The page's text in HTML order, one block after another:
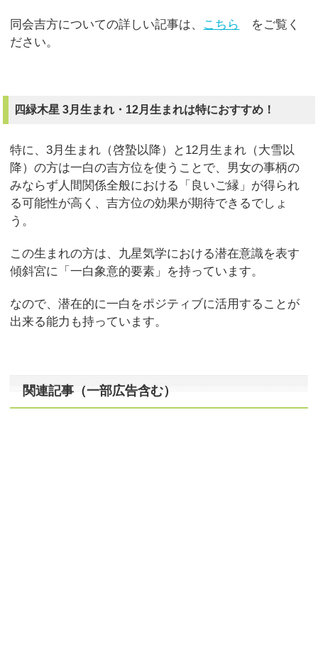
同会吉方についての詳しい記事は、 こちら
をご覧く
ださい。
四緑木星 3月生まれ・12月生まれは特におすすめ！
特に、3月生まれ（啓蟄以降）と12月生まれ（大雪以
降）の方は一白の吉方位を使うことで、男女の事柄の
みならず人間関係全般における「良いご縁」が得られ
る可能性が高く、吉方位の効果が期待できるでしょ
う。
この生まれの方は、九星気学における潜在意識を表す
傾斜宮に「一白象意的要素」を持っています。
なので、潜在的に一白をポジティブに活用することが
出来る能力も持っています。
関連記事（一部広告含む）